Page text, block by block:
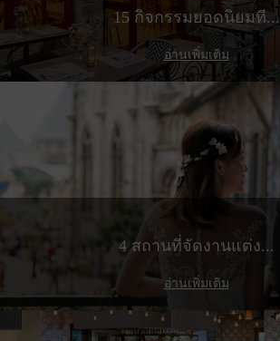
15 กิจกรรมยอดนิยมที...
อ่านเพิ่มเติม
4 สถานที่จัดงานแต่ง...
อ่านเพิ่มเติม